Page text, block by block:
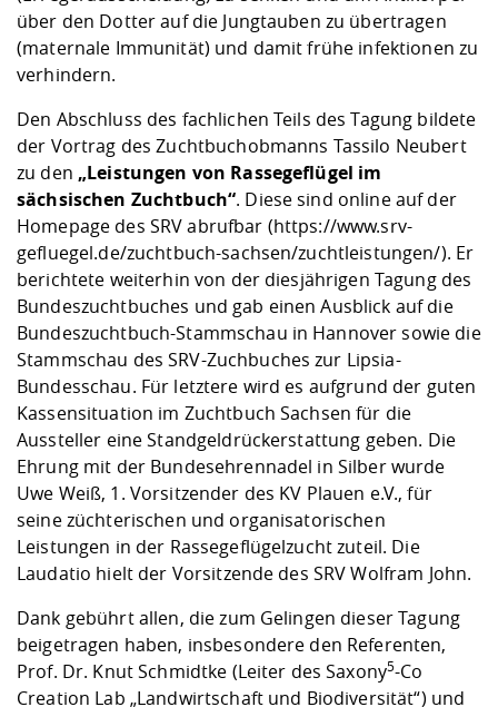
über den Dotter auf die Jungtauben zu übertragen
(maternale Immunität) und damit frühe infektionen zu
verhindern.
Den Abschluss des fachlichen Teils des Tagung bildete
der Vortrag des Zuchtbuchobmanns Tassilo Neubert
zu den „Leistungen von Rassegeflügel im
sächsischen Zuchtbuch“. Diese sind online auf der
Homepage des SRV abrufbar (https://www.srv-
gefluegel.de/zuchtbuch-sachsen/zuchtleistungen/). Er
berichtete weiterhin von der diesjährigen Tagung des
Bundeszuchtbuches und gab einen Ausblick auf die
Bundeszuchtbuch-Stammschau in Hannover sowie die
Stammschau des SRV-Zuchbuches zur Lipsia-
Bundesschau. Für letztere wird es aufgrund der guten
Kassensituation im Zuchtbuch Sachsen für die
Aussteller eine Standgeldrückerstattung geben. Die
Ehrung mit der Bundesehrennadel in Silber wurde
Uwe Weiß, 1. Vorsitzender des KV Plauen e.V., für
seine züchterischen und organisatorischen
Leistungen in der Rassegeflügelzucht zuteil. Die
Laudatio hielt der Vorsitzende des SRV Wolfram John.
Dank gebührt allen, die zum Gelingen dieser Tagung
beigetragen haben, insbesondere den Referenten,
Prof. Dr. Knut Schmidtke (Leiter des Saxony5-Co
Creation Lab „Landwirtschaft und Biodiversität“) und